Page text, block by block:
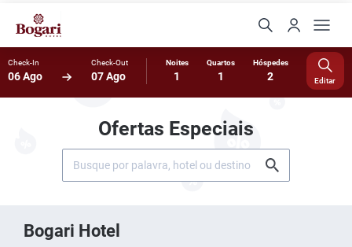
Check-In
06 Ago
Check-Out
07 Ago
Noites
1
Quartos
1
Hóspedes
2 Editar
Ofertas Especiais
Bogari Hotel